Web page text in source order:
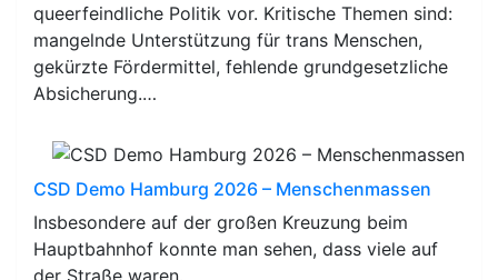
queerfeindliche Politik vor. Kritische Themen sind:
mangelnde Unterstützung für trans Menschen,
gekürzte Fördermittel, fehlende grundgesetzliche
Absicherung.…
CSD Demo Hamburg 2026 – Menschenmassen
Insbesondere auf der großen Kreuzung beim
Hauptbahnhof konnte man sehen, dass viele auf